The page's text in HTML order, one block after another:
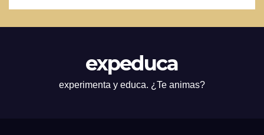
expeduca
experimenta y educa. ¿Te animas?